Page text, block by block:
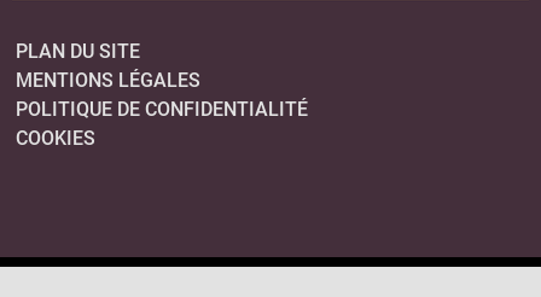
PLAN DU SITE
MENTIONS LÉGALES
POLITIQUE DE CONFIDENTIALITÉ
COOKIES